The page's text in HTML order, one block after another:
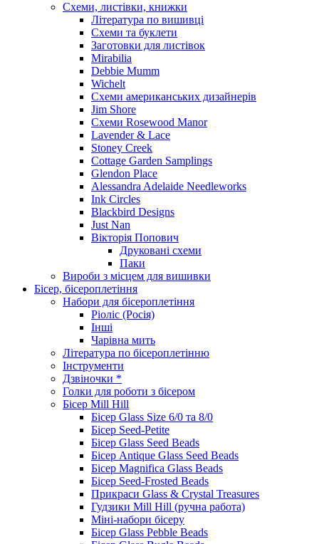
Схеми, листівки, книжки
Література по вишивці
Схеми та буклети
Заготовки для листівок
Mirabilia
Debbie Mumm
Wichelt
Схеми американських дизайнерів
Jim Shore
Cхеми Rosewood Manor
Lavender & Lace
Stoney Creek
Cottage Garden Samplings
Glendon Place
Alessandra Adelaide Needleworks
Ink Circles
Blackbird Designs
Just Nan
Вікторія Попович
Друковані схеми
Паки
Вироби з місцем для вишивки
Бісер, бісероплетіння
Набори для бісероплетіння
Ріоліс (Росія)
Інші
Чарівна мить
Література по бісероплетінню
Інструменти
Дзвіночки *
Голки для роботи з бісером
Бісер Mill Hill
Бісер Glass Size 6/0 та 8/0
Бісер Seed-Petite
Бісер Glass Seed Beads
Бісер Antique Glass Seed Beads
Бісер Magnifica Glass Beads
Бісер Seed-Frosted Beads
Прикраси Glass & Crystal Treasures
Гудзики Mill Hill (ручна работа)
Міні-набори бісеру
Бісер Glass Pebble Beads